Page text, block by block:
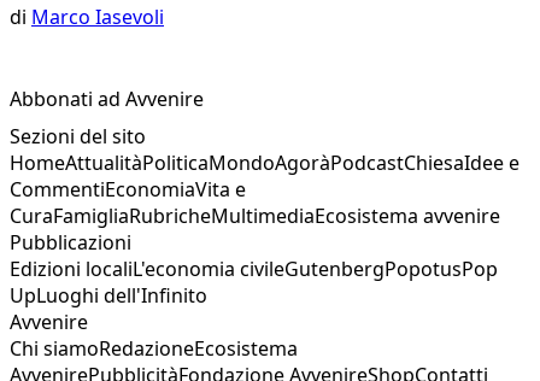
di Marco Iasevoli
Abbonati ad Avvenire
Sezioni del sito
HomeAttualitàPoliticaMondoAgoràPodcastChiesaIdee e
CommentiEconomiaVita e
CuraFamigliaRubricheMultimediaEcosistema avvenire
Pubblicazioni
Edizioni localiL'economia civileGutenbergPopotusPop
UpLuoghi dell'Infinito
Avvenire
Chi siamoRedazioneEcosistema
AvvenirePubblicitàFondazione AvvenireShopContatti